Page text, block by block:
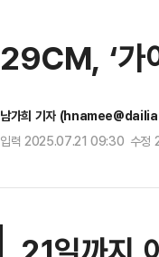
29CM, ‘가
남가희 기자
입력 2025.07.21 09:30 수정